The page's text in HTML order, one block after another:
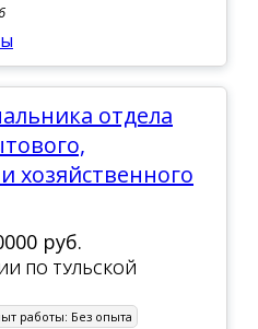
хозяйственного
руб.
ПО ТУЛЬСКОЙ
работы: Без опыта